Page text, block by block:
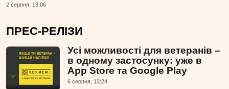
2 серпня, 13:06
ПРЕС-РЕЛІЗИ
Усі можливості для ветеранів –
в одному застосунку: уже в
App Store та Google Play
6 серпня, 13:24